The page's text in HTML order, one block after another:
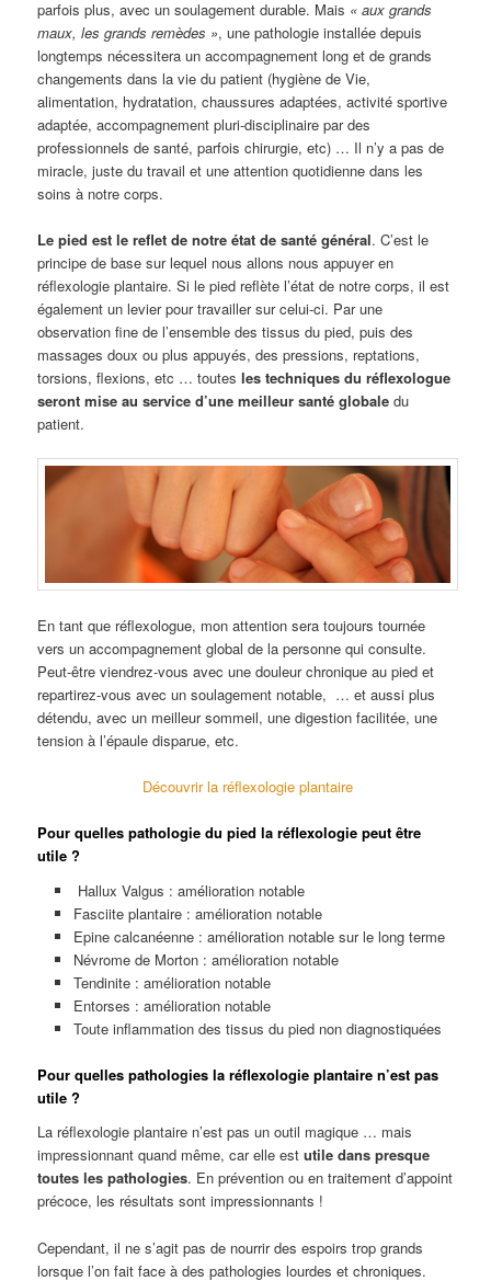
parfois plus, avec un soulagement durable. Mais « aux grands
maux, les grands remèdes », une pathologie installée depuis
longtemps nécessitera un accompagnement long et de grands
changements dans la vie du patient (hygiène de Vie,
alimentation, hydratation, chaussures adaptées, activité sportive
adaptée, accompagnement pluri-disciplinaire par des
professionnels de santé, parfois chirurgie, etc) … Il n’y a pas de
miracle, juste du travail et une attention quotidienne dans les
soins à notre corps.
Le pied est le reflet de notre état de santé général. C’est le
principe de base sur lequel nous allons nous appuyer en
réflexologie plantaire. Si le pied reflète l’état de notre corps, il est
également un levier pour travailler sur celui-ci. Par une
observation fine de l’ensemble des tissus du pied, puis des
massages doux ou plus appuyés, des pressions, reptations,
torsions, flexions, etc … toutesles techniques du réflexologue
seront mise au service d’une meilleur santé globale du
patient.
En tant que réflexologue, mon attention sera toujours tournée
vers un accompagnement global de la personne qui consulte.
Peut-être viendrez-vous avec une douleur chronique au pied et
repartirez-vous avec un soulagement notable, … et aussi plus
détendu, avec un meilleur sommeil, une digestion facilitée, une
tension à l’épaule disparue, etc.
Découvrir la réflexologie plantaire
Pour quelles pathologie du pied la réflexologie peut être
utile ?
Hallux Valgus : amélioration notable
Fasciite plantaire : amélioration notable
Epine calcanéenne : amélioration notable sur le long terme
Névrome de Morton : amélioration notable
Tendinite : amélioration notable
Entorses : amélioration notable
Toute inflammation des tissus du pied non diagnostiquées
Pour quelles pathologies la réflexologie plantaire n’est pas
utile ?
La réflexologie plantaire n’est pas un outil magique … mais
impressionnant quand même, car elle estutile dans presque
toutes les pathologies. En prévention ou en traitement d’appoint
précoce, les résultats sont impressionnants !
Cependant, il ne s’agit pas de nourrir des espoirs trop grands
lorsque l’on fait face à des pathologies lourdes et chroniques.